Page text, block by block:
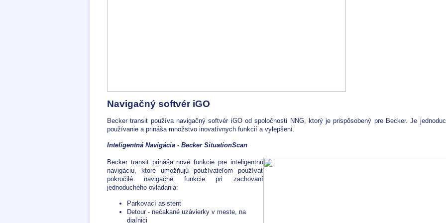
Navigačný softvér iGO
Becker transit používa navigačný softvér iGO od spoločnosti NNG, ktorý je prispôsobený pre Becker. Je
používanie a prináša množstvo inovatívnych funkcií a vylepšení.
Inteligentná Navigácia - Becker SituationScan
Becker transit prináša nové funkcie pre inteligentnú
navigáciu, ktoré umožňujú používateľom používať
pokročilé navigačné funkcie pri zachovaní
jednoduchého ovládania:
Parkovací asistent
Detour - nečakané uzávierky v meste, na
diaľnici